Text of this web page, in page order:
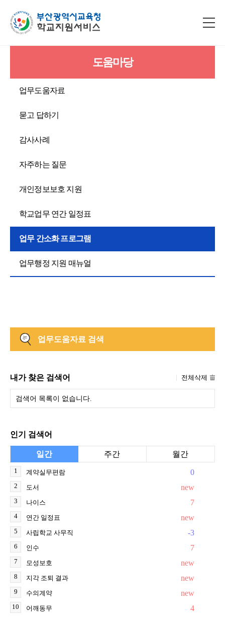
도움마당
업무도움자료
묻고 답하기
감사사례
자주하는 질문
개인정보보호 지원
학교업무 연간 일정표
업무 간소화 프로그램
업무행정 지원 매뉴얼
업무도움자료 검색
내가 찾은 검색어 전체삭제
검색어 목록이 없습니다.
인기 검색어
일간
1 계약실무편람 0
2 도서 new
3 나이스 7
4 연간 일정표 new
5 사립학교 사무직 -3
6 인수 7
7 모성보호 new
8 지각 조퇴 결과 new
9 수의계약 new
10 어깨동무 4
주간 월간